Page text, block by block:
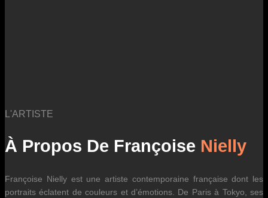
L'ARTISTE
À Propos De Françoise Nielly
Françoise Nielly est une artiste contemporaine française dont les
portraits éclatent de couleurs et d’émotions. De Paris à Tokyo, ses